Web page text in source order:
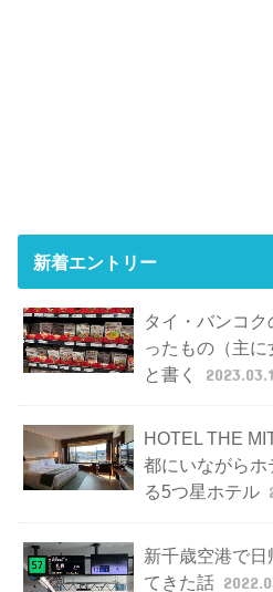
新着エントリー
タイ・バンコ
ったもの（主
と書く
HOTEL THE
都にいながらホ
る5つ星ホテル
新千歳空港で日
てきた話